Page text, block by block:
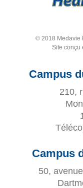
© 2018 Medavie
Site conçu
Campus
210,
Campus
50,